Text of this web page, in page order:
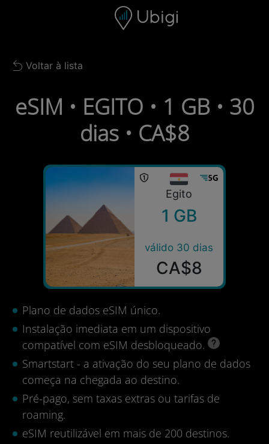
Barra de navegação
Back to list
Voltar à lista
eSIM • EGITO • 1 GB • 30
dias • CA$8
Egito
1 GB
válido 30 dias
CA$8
Plano de dados eSIM único.
Instalação imediata em um dispositivo
compatível com eSIM desbloqueado.
Smartstart - a ativação do seu plano de dados
começa na chegada ao destino.
Pré-pago, sem taxas extras ou tarifas de
roaming.
eSIM reutilizável em mais de 200 destinos.